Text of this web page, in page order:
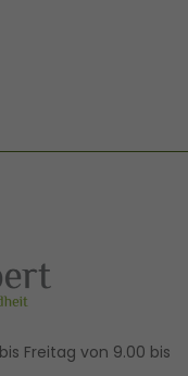
Freitag von 9.00 bis